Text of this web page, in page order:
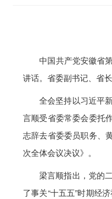
中国共产党安徽省第
讲话。省委副书记、省
全会坚持以习近平新
言顺受省委常委会委托
志辞去省委委员职务、
次全体会议决议》。
梁言顺指出，党的二
了事关“十五五”时期经